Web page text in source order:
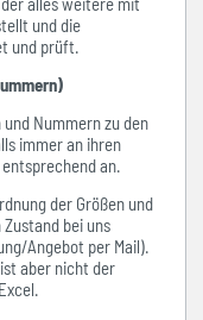
und die
und prüft.
Nummern zu den
immer an ihren
an.
der Größen und
bei uns
Angebot per Mail).
aber nicht der